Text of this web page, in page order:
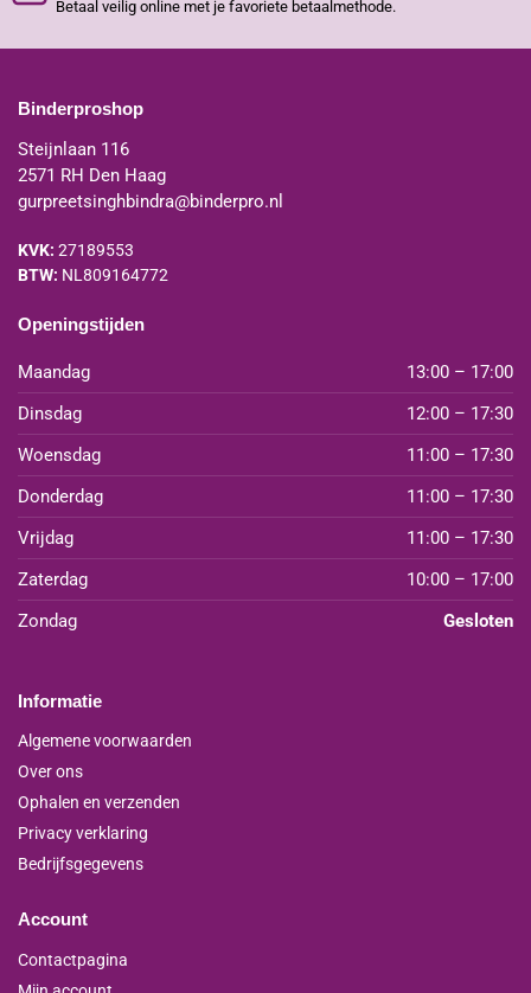
Betaal veilig online met je favoriete betaalmethode.
Binderproshop
Steijnlaan 116
2571 RH Den Haag
gurpreetsinghbindra@binderpro.nl
KVK: 27189553
BTW: NL809164772
Openingstijden
Maandag
13:00 – 17:00
Dinsdag
12:00 – 17:30
Woensdag
11:00 – 17:30
Donderdag
11:00 – 17:30
Vrijdag
11:00 – 17:30
Zaterdag
10:00 – 17:00
Zondag
Gesloten
Informatie
Algemene voorwaarden
Over ons
Ophalen en verzenden
Privacy verklaring
Bedrijfsgegevens
Account
Contactpagina